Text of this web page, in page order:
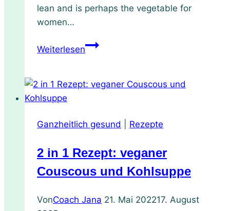
lean and is perhaps the vegetable for
women…
Weiterlesen2
vegan
and
soup
in
dish
Ganzheitlich gesund Rezepte
2 in 1 Rezept: veganer
Couscous und Kohlsuppe
VonCoach Jana 21. Mai 202217. August